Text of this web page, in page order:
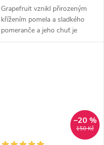
Grapefruit vznikl přirozeným
křížením pomela a sladkého
pomeranče a jeho chuť je
přesně taková, jakou čekáš –
150 Kč
–20 %